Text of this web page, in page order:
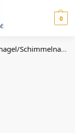
0
Schimmelnagel